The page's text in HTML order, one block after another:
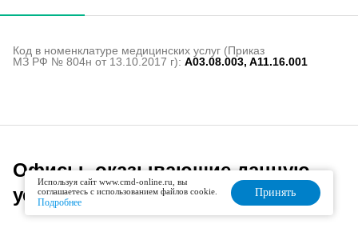
Код в номенклатуре медицинских услуг (Приказ
МЗ РФ № 804н от 13.10.2017 г): A03.08.003, A11.16.001
Офисы, оказывающие данную
услугу
Используя сайт www.cmd-online.ru, вы
соглашаетесь с использованием файлов cookie.
Подробнее
Принять